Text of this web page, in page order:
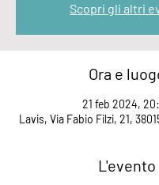
Scopri gli altri
Ora e
21 feb 2024,
Lavis, Via Fabio Filzi, 21,
L'evento